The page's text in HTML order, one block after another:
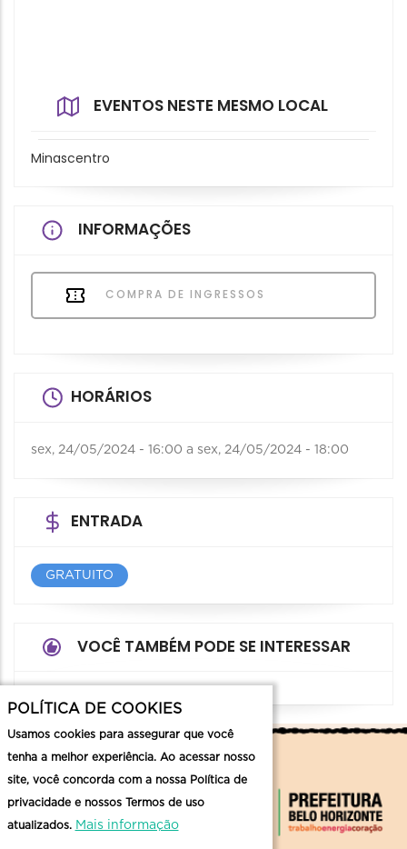
EVENTOS NESTE MESMO LOCAL
Minascentro
INFORMAÇÕES
COMPRA DE INGRESSOS
HORÁRIOS
sex, 24/05/2024 - 16:00 a sex, 24/05/2024 - 18:00
ENTRADA
GRATUITO
VOCÊ TAMBÉM PODE SE INTERESSAR
POLÍTICA DE COOKIES
Usamos cookies para assegurar que você
tenha a melhor experiência. Ao acessar nosso
site, você concorda com a nossa Política de
privacidade e nossos Termos de uso
atualizados. Mais informação